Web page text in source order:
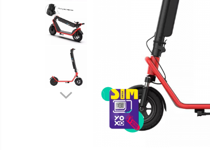
Telefoane mobile Oukitel
Telefoane mobile Ulefone
Telefoane mobile Unihertz
Telefoane mobile Cubot
Telefoane mobile Blackview
Telefoane mobile OSCAL
Telefoane mobile Fossibot